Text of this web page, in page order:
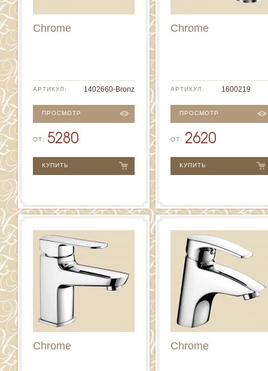
Chrome
АРТИКУЛ: 1402660-Bronze
ПРОСМОТР
ОТ: 5280
КУПИТЬ
Chrome
АРТИКУЛ: 1600219
ПРОСМОТР
ОТ: 2620
КУПИТЬ
Chrome Chrome